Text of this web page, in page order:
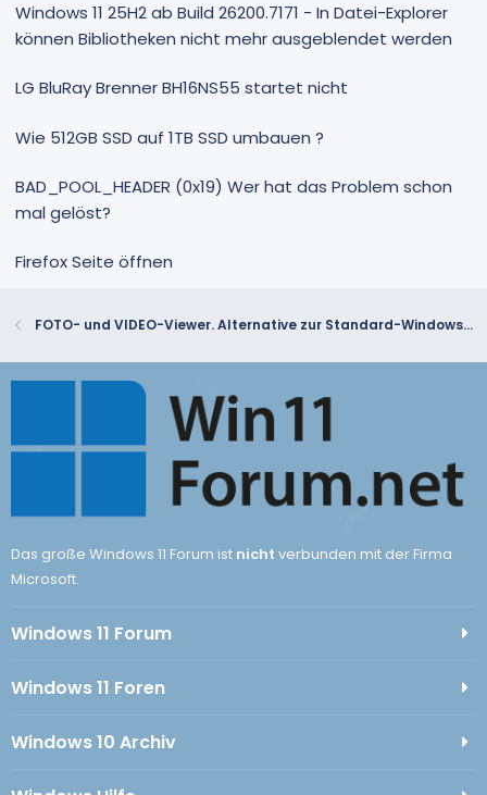
Windows 11 25H2 ab Build 26200.7171 - In Datei-Explorer
können Bibliotheken nicht mehr ausgeblendet werden
LG BluRay Brenner BH16NS55 startet nicht
Wie 512GB SSD auf 1TB SSD umbauen ?
BAD_POOL_HEADER (0x19) Wer hat das Problem schon
mal gelöst?
Firefox Seite öffnen
FOTO- und VIDEO-Viewer. Alternative zur Standard-Windows Foto-App
Das große Windows 11 Forum ist nicht verbunden mit der Firma
Microsoft.
Windows 11 Forum
Windows 11 Foren
Windows 10 Archiv